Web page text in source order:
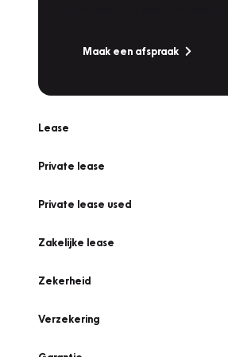
Maak een afspraak
Lease
Private lease
Private lease used
Zakelijke lease
Zekerheid
Verzekering